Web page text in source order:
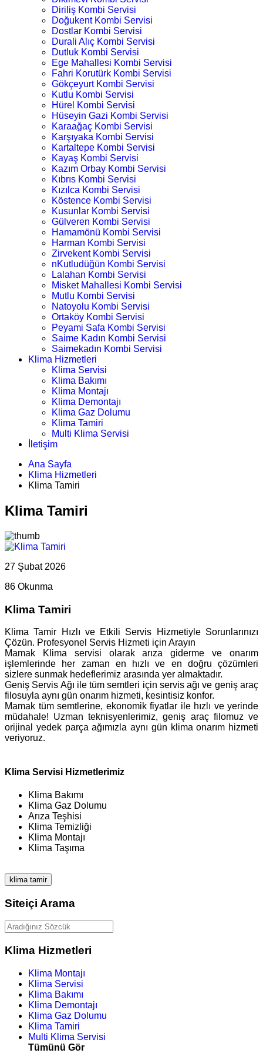
Diriliş Kombi Servisi
Doğukent Kombi Servisi
Dostlar Kombi Servisi
Durali Alıç Kombi Servisi
Dutluk Kombi Servisi
Ege Mahallesi Kombi Servisi
Fahri Korutürk Kombi Servisi
Gökçeyurt Kombi Servisi
Kutlu Kombi Servisi
Hürel Kombi Servisi
Hüseyin Gazi Kombi Servisi
Karaağaç Kombi Servisi
Karşıyaka Kombi Servisi
Kartaltepe Kombi Servisi
Kayaş Kombi Servisi
Kazım Orbay Kombi Servisi
Kıbrıs Kombi Servisi
Kızılca Kombi Servisi
Köstence Kombi Servisi
Kusunlar Kombi Servisi
Gülveren Kombi Servisi
Hamamönü Kombi Servisi
Harman Kombi Servisi
Zirvekent Kombi Servisi
nKutludüğün Kombi Servisi
Lalahan Kombi Servisi
Misket Mahallesi Kombi Servisi
Mutlu Kombi Servisi
Natoyolu Kombi Servisi
Ortaköy Kombi Servisi
Peyami Safa Kombi Servisi
Saime Kadın Kombi Servisi
Saimekadın Kombi Servisi
Klima Hizmetleri
Klima Servisi
Klima Bakımı
Klima Montajı
Klima Demontajı
Klima Gaz Dolumu
Klima Tamiri
Multi Klima Servisi
İletişim
Ana Sayfa
Klima Hizmetleri
Klima Tamiri
Klima Tamiri
27 Şubat 2026
86 Okunma
Klima Tamiri
Klima Tamir Hızlı ve Etkili Servis Hizmetiyle Sorunlarınızı
Çözün. Profesyonel Servis Hizmeti için Arayın
Mamak Klima servisi olarak arıza giderme ve onarım
işlemlerinde her zaman en hızlı ve en doğru çözümleri
sizlere sunmak hedeflerimiz arasında yer almaktadır.
Geniş Servis Ağı ile tüm semtleri için servis ağı ve geniş araç
filosuyla aynı gün onarım hizmeti, kesintisiz konfor.
Mamak tüm semtlerine, ekonomik fiyatlar ile hızlı ve yerinde
müdahale! Uzman teknisyenlerimiz, geniş araç filomuz ve
orijinal yedek parça ağımızla aynı gün klima onarım hizmeti
veriyoruz.
Klima Servisi Hizmetlerimiz
Klima Bakımı
Klima Gaz Dolumu
Arıza Teşhisi
Klima Temizliği
Klima Montajı
Klima Taşıma
klima tamir
Siteiçi Arama
Klima Hizmetleri
Klima Montajı
Klima Servisi
Klima Bakımı
Klima Demontajı
Klima Gaz Dolumu
Klima Tamiri
Multi Klima Servisi
Tümünü Gör